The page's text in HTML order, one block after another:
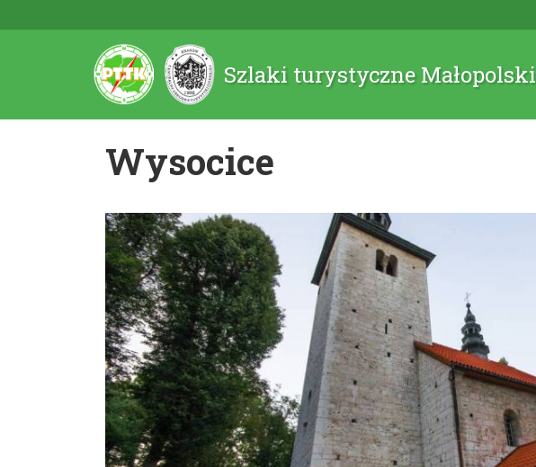
Szlaki turystyczne Małopolski
Wysocice